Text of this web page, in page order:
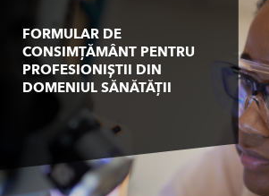
FORMULAR DE
CONSIMȚĂMÂNT PENTRU
PROFESIONIȘTII DIN
DOMENIUL SĂNĂTĂȚII